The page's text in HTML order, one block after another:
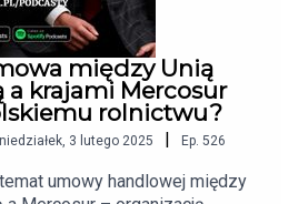
między Unią
a krajami Mercosur
rolnictwu?
3 lutego 2025 Ep. 526
umowy handlowej między